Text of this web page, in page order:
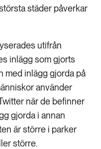
städer påverkar
utifrån
inlägg som gjorts
med inlägg gjorda på
använder
när de befinner
gjorda i annan
är större i parker
större.